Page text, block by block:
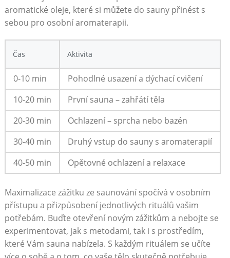
aromatické⁢ oleje, které⁣ si můžete ⁢do​ sauny přinést ⁤s
sebou pro osobní aromaterapii.
Čas Aktivita
0-10 min
Pohodlné usazení a dýchací cvičení
10-20 ‍min
První sauna – zahřátí ⁤těla
20-30 min
Ochlazení – sprcha nebo bazén
30-40 ‍min
Druhý vstup ‍do sauny​ s aromaterapií
40-50​ min
Opětovné‍ ochlazení a relaxace
Maximalizace zážitku ze⁢ saunování spočívá v osobním
přístupu a⁤ přizpůsobení jednotlivých rituálů vašim
potřebám.‌ Buďte otevření novým zážitkům a nebojte se‍
experimentovat, jak s ⁣metodami, tak i‍ s prostředím,
které Vám sauna nabízela. S každým ‍rituálem se učíte